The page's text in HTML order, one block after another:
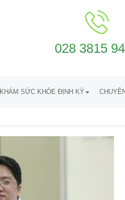
028 3815
KHÁM SỨC KHỎE ĐỊNH KỲ